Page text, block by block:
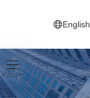
English
新しいタ
メニュー